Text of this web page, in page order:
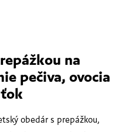
na
pečiva, ovocia
obedár s prepážkou,